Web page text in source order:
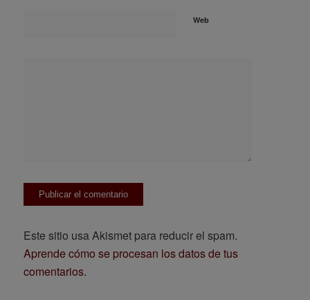
Web
Este sitio usa Akismet para reducir el spam.
Aprende cómo se procesan los datos de tus
comentarios.